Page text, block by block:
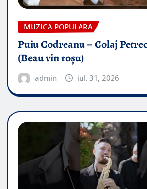
MUZICA POPULARA
Puiu Codreanu – Colaj
(Beau vin roșu)
admin iul. 31, 2026